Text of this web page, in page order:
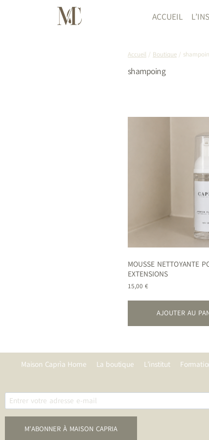
ACCUEIL
Accueil / Boutique /
shampoing
MOUSSE NETTOYANTE
EXTENSIONS
15,00 €
AJOUTER AU
Maison Caprìa Home La boutique L’institut
M'ABONNER À MAISON CAPRIA